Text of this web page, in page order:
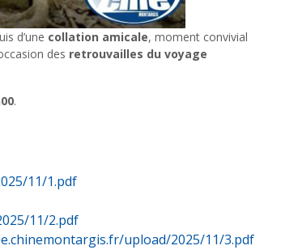
d’une collation amicale, moment convivial
des retrouvailles du voyage
.
11/1.pdf
11/2.pdf
upload/2025/11/3.pdf